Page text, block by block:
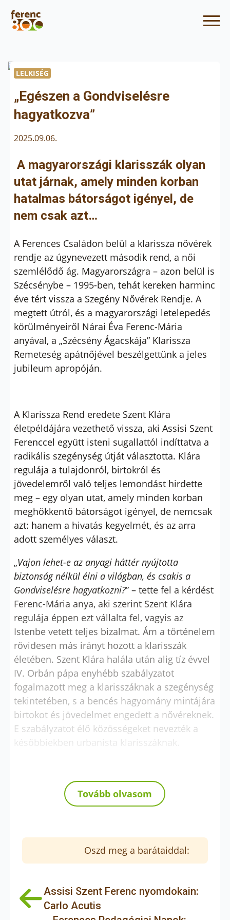
LELKISÉG
„Egészen a Gondviselésre
hagyatkozva”
2025.09.06.
A magyarországi klarisszák olyan
utat járnak, amely minden korban
hatalmas bátorságot igényel, de
nem csak azt…
A Ferences Családon belül a klarissza nővérek
rendje az úgynevezett második rend, a női
szemlélődő ág. Magyarországra – azon belül is
Szécsénybe – 1995-ben, tehát kereken harminc
éve tért vissza a Szegény Nővérek Rendje. A
megtett útról, és a magyarországi letelepedés
körülményeiről Nárai Éva Ferenc-Mária
anyával, a „Szécsény Ágacskája” Klarissza
Remeteség apátnőjével beszélgettünk a jeles
jubileum apropóján.
A Klarissza Rend eredete Szent Klára
életpéldájára vezethető vissza, aki Assisi Szent
Ferenccel együtt isteni sugallattól indíttatva a
radikális szegénység útját választotta. Klára
regulája a tulajdonról, birtokról és
jövedelemről való teljes lemondást hirdette
meg – egy olyan utat, amely minden korban
meghökkentő bátorságot igényel, de nemcsak
azt: hanem a hivatás kegyelmét, és az arra
adott személyes választ.
„Vajon lehet-e az anyagi háttér nyújtotta
biztonság nélkül élni a világban, és csakis a
Gondviselésre hagyatkozni?” – tette fel a kérdést
Ferenc-Mária anya, aki szerint Szent Klára
regulája éppen ezt vállalta fel, vagyis az
Istenbe vetett teljes bizalmat. Ám a történelem
rövidesen más irányt hozott a klarisszák
életében. Szent Klára halála után alig tíz évvel
IV. Orbán pápa enyhébb szabályzatot
fogalmazott meg a klarisszáknak a szegénység
tekintetében, s a bencés hagyomány mintájára
birtokot és jövedelmet engedett a nővéreknek.
E szabályzatot élő közösségeket nevezték a
későbbiekben urbanista klarisszáknak.
Másfél évszázaddal Szent Klára halála után
azonban egy francia parasztlány, Szent Koléta
nap Szent Ferenc hangját hallotta, aki arra
kérte, hogy reformálja meg az általa alapított
pápai engedéllyel és a ferencesek
támogatásával kifalaztatta magát, ami
akkoriban nagy szégyent jelentett a
Tovább olvasom
Oszd meg a barátaiddal:
Assisi Szent Ferenc nyomdokain:
Carlo Acutis